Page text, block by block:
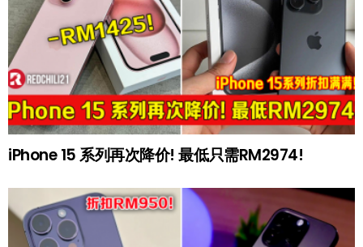
iPhone 15 系列再次降价! 最低只需RM2974!